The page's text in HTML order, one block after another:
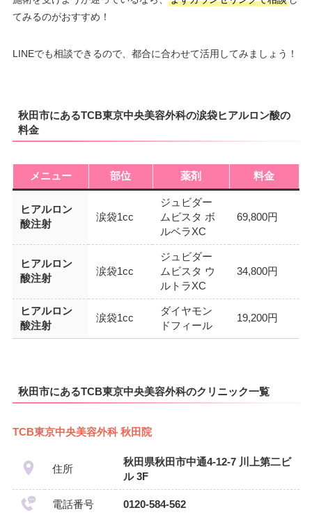
てみるのがおすすめ！
LINEでも相談できるので、都合に合わせて活用してみましょう！
秋田市にあるTCB東京中央美容外科の涙袋ヒアルロン酸の
料金
メニュー 部位 薬剤 料金
ヒアルロン
酸注射
涙袋1cc
ジュビダー
ムビスタ ボ
ルベラXC
69,800円
ヒアルロン
酸注射
涙袋1cc
ジュビダー
ムビスタ ウ
ルトラXC
34,800円
ヒアルロン
酸注射
涙袋1cc
ダイヤモン
ドフィール
19,200円
秋田市にあるTCB東京中央美容外科のクリニック一覧
TCB東京中央美容外科 秋田院
住所
秋田県秋田市中通4-12-7 川上第二ビ
ル 3F
電話番号 0120-584-562